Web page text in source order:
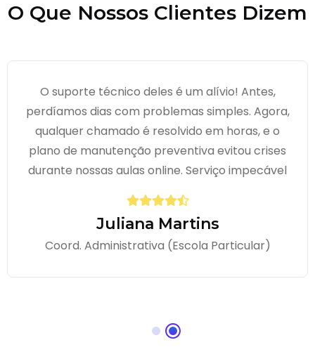
O Que Nossos Clientes Dizem
O suporte técnico deles é um alívio! Antes,
perdíamos dias com problemas simples. Agora,
qualquer chamado é resolvido em horas, e o
plano de manutenção preventiva evitou crises
durante nossas aulas online. Serviço impecável
Juliana Martins
Coord. Administrativa (Escola Particular)